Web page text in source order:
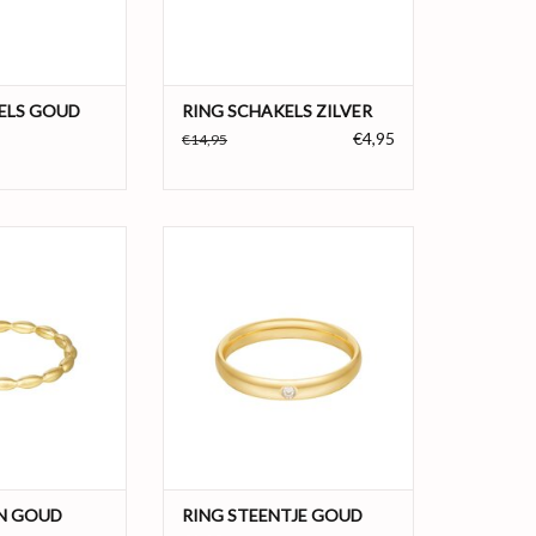
GOUD
RING SCHAKELS ZILVER
€14,95 €4,95
Ook leuk om
met
sieraden. De
GOUD
met meerdere ringen. Ook leuk om
deze ring te combineren met
meerdere matchende sieraden. De
ring is gemaakt van stainless
RING STEENTJE GOUD